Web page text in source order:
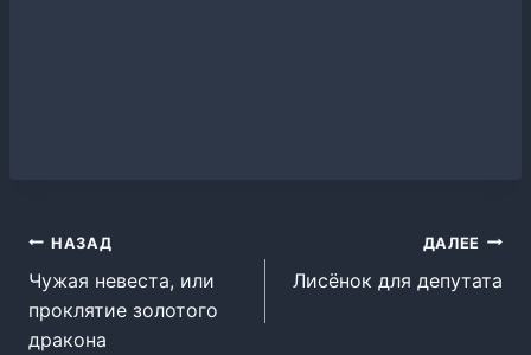
Навигация
по
записям
НАЗАД
Чужая невеста, или
проклятие золотого
дракона
ДАЛЕЕ
Лисёнок для депутата